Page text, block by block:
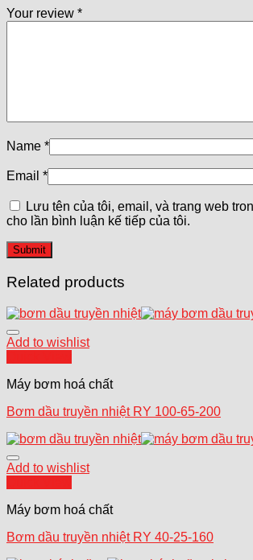
Your review *
Name *
Email *
Lưu tên của tôi, email, và trang web
cho lần bình luận kế tiếp của tôi.
Related products
Add to wishlist
Máy bơm hoá chất
Bơm dầu truyền nhiệt RY 100-65-200
Add to wishlist
Máy bơm hoá chất
Bơm dầu truyền nhiệt RY 40-25-160